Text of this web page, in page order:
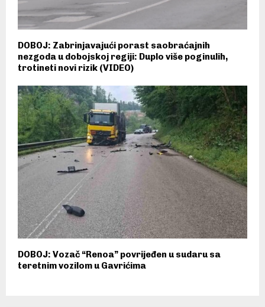
DOBOJ: Zabrinjavajući porast saobraćajnih
nezgoda u dobojskoj regiji: Duplo više poginulih,
trotineti novi rizik (VIDEO)
DOBOJ: Vozač “Renoa” povrijeđen u sudaru sa
teretnim vozilom u Gavrićima